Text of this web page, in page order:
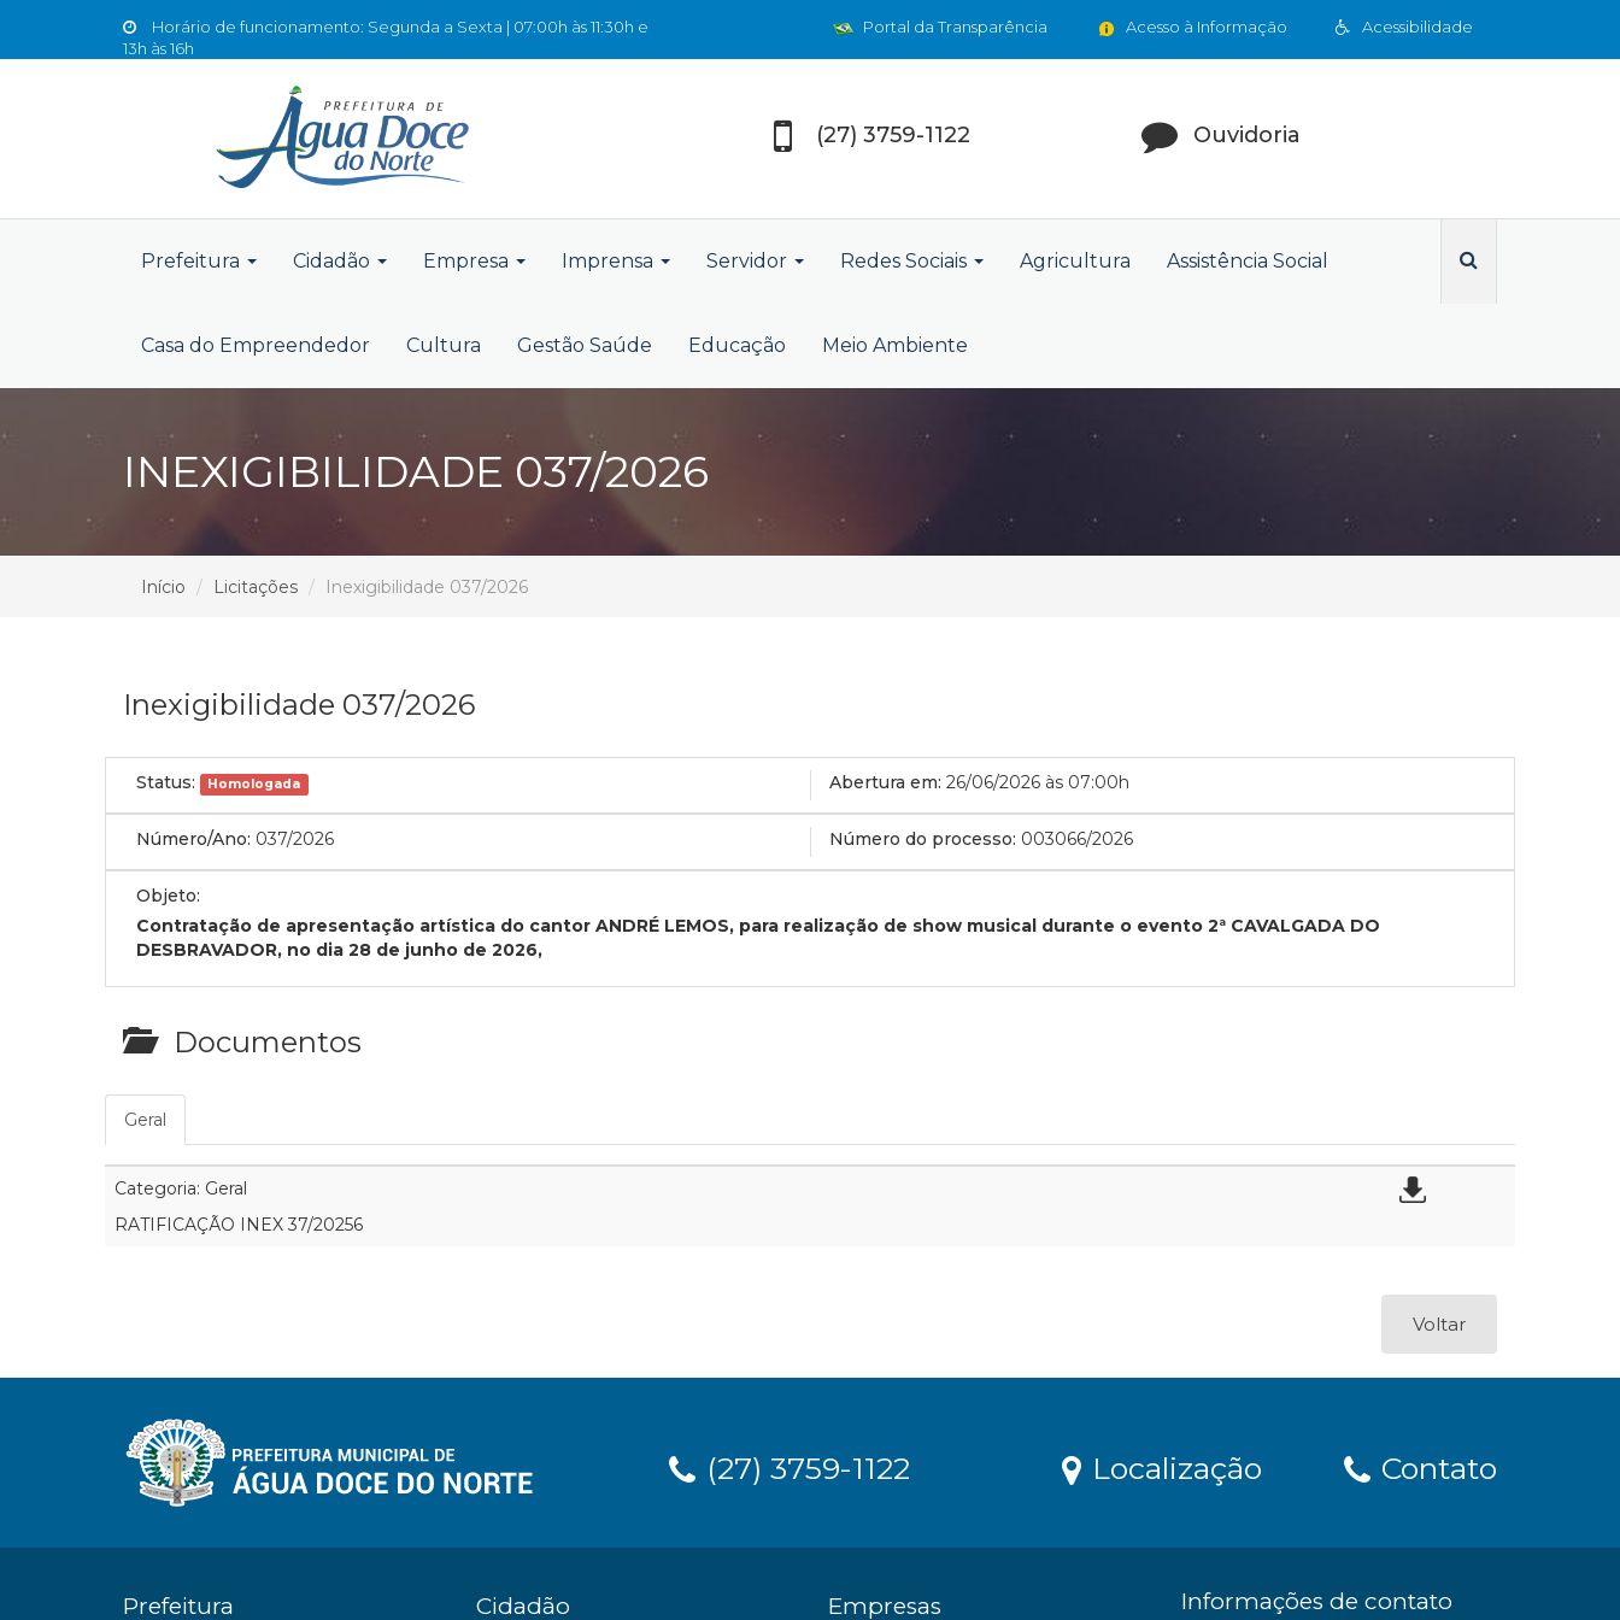
Horário de funcionamento: Segunda a Sexta | 07:00h às 11:30h e
13h às 16h
Acessibilidade
Acesso à Informação
Portal da Transparência
(27) 3759-1122 Ouvidoria
Prefeitura Cidadão Empresa Imprensa Servidor Redes Sociais Agricultura Assistência Social
Casa do Empreendedor Cultura Gestão Saúde Educação Meio Ambiente
INEXIGIBILIDADE 037/2026
Início Licitações Inexigibilidade 037/2026
Inexigibilidade 037/2026
Status: Homologada Abertura em: 26/06/2026 às 07:00h
Número/Ano: 037/2026 Número do processo: 003066/2026
Objeto:
Contratação de apresentação artística do cantor ANDRÉ LEMOS, para realização de show musical durante o evento 2ª CAVALGADA DO
DESBRAVADOR, no dia 28 de junho de 2026,
Documentos
Geral
Categoria: Geral
RATIFICAÇÃO INEX 37/20256
Voltar
(27) 3759-1122 Localização Contato
Prefeitura Cidadão Empresas Informações de contato